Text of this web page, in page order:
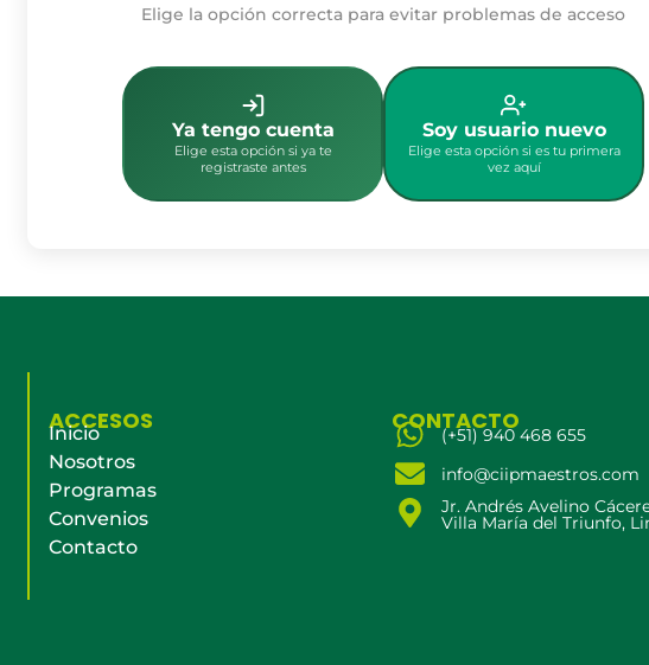
Elige la opción correcta para evitar problemas de acceso
Ya tengo cuenta
Elige esta opción si ya te
registraste antes
Soy usuario nuevo
Elige esta opción si es tu primera
vez aquí
ACCESOS
Inicio
Nosotros
Programas
Convenios
Contacto
CONTACTO
(+51) 940 468 655
info@ciipmaestros.com
Jr. Andrés Avelino
Villa María del Triunfo,